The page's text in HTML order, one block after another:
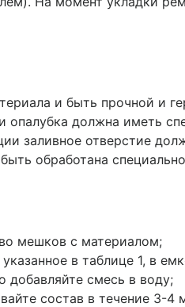
и быть прочной и
опалубка должна иметь
заливное отверстие
обработана
мешков с материалом;
в таблице 1, в
добавляйте смесь в воду;
состав в течение 3-